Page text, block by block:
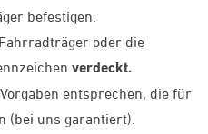
befestigen.
oder die
verdeckt.
entsprechen, die für
(bei uns garantiert).